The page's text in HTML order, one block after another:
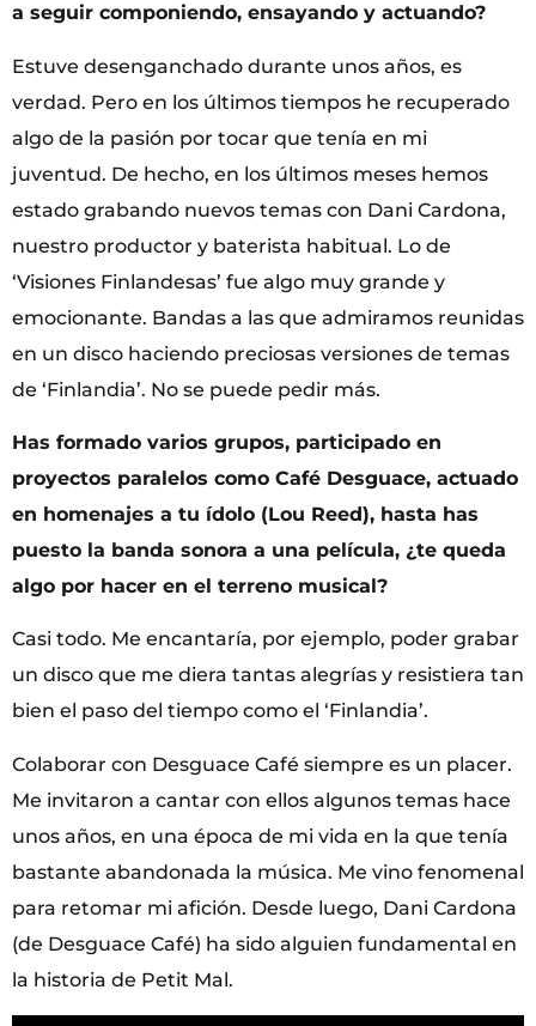
a seguir componiendo, ensayando y actuando?
Estuve desenganchado durante unos años, es
verdad. Pero en los últimos tiempos he recuperado
algo de la pasión por tocar que tenía en mi
juventud. De hecho, en los últimos meses hemos
estado grabando nuevos temas con Dani Cardona,
nuestro productor y baterista habitual. Lo de
‘Visiones Finlandesas’ fue algo muy grande y
emocionante. Bandas a las que admiramos reunidas
en un disco haciendo preciosas versiones de temas
de ‘Finlandia’. No se puede pedir más.
Has formado varios grupos, participado en
proyectos paralelos como Café Desguace, actuado
en homenajes a tu ídolo (Lou Reed), hasta has
puesto la banda sonora a una película, ¿te queda
algo por hacer en el terreno musical?
Casi todo. Me encantaría, por ejemplo, poder grabar
un disco que me diera tantas alegrías y resistiera tan
bien el paso del tiempo como el ‘Finlandia’.
Colaborar con Desguace Café siempre es un placer.
Me invitaron a cantar con ellos algunos temas hace
unos años, en una época de mi vida en la que tenía
bastante abandonada la música. Me vino fenomenal
para retomar mi afición. Desde luego, Dani Cardona
(de Desguace Café) ha sido alguien fundamental en
la historia de Petit Mal.